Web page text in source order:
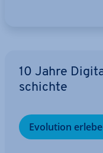
10 Jahre
schich­te
Evolution